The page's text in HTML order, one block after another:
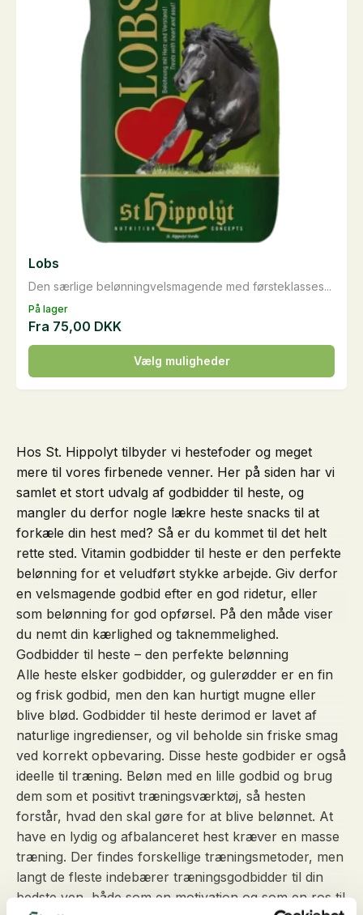
varesiden
På lager
Den særlige belønningvelsmagende med førsteklasses...
Lobs
Fra 75,00 DKK
Vælg muligheder
Dette
vare
har
Mulighederne
kan
vælges
på
varesiden
Hos St. Hippolyt tilbyder vi hestefoder og meget
mere til vores firbenede venner. Her på siden har vi
samlet et stort udvalg af godbidder til heste, og
mangler du derfor nogle lækre heste snacks til at
forkæle din hest med? Så er du kommet til det helt
rette sted. Vitamin godbidder til heste er den perfekte
belønning for et veludført stykke arbejde. Giv derfor
en velsmagende godbid efter en god ridetur, eller
som belønning for god opførsel. På den måde viser
du nemt din kærlighed og taknemmelighed.
Godbidder til heste – den perfekte belønning
Alle heste elsker godbidder, og gulerødder er en fin
og frisk godbid, men den kan hurtigt mugne eller
blive blød. Godbidder til heste derimod er lavet af
naturlige ingredienser, og vil beholde sin friske smag
ved korrekt opbevaring. Disse heste godbider er også
ideelle til træning. Beløn med en lille godbid og brug
dem som et positivt træningsværktøj, så hesten
forstår, hvad den skal gøre for at blive belønnet. At
have en lydig og afbalanceret hest kræver en masse
træning. Der findes forskellige træningsmetoder, men
langt de fleste indebærer træningsgodbidder til din
bedste ven, både som en motivation og som en ros til